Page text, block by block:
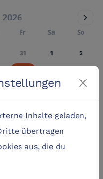
Inhalte geladen,
übertragen
aus, die du
2026
Fr Sa So
31 1 2
21 22 23